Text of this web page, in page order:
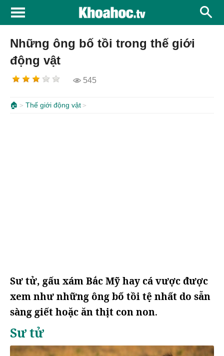
Những ông bố tồi trong thế giới
động vật
545
🏠 Thế giới động vật
Sư tử, gấu xám Bắc Mỹ hay cá vược được
xem như những ông bố tồi tệ nhất do sẵn
sàng giết hoặc ăn thịt con non.
Sư tử